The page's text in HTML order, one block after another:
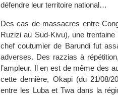
défendre leur territoire national…
Des cas de massacres entre
Ruzizi au Sud-Kivu), une
chef coutumier de Barundi fut
adverses. Des razzias à
l’ampleur. Il en est de même des
cette dernière, Okapi (du 21/08/
entre les Luba et Twa dans la